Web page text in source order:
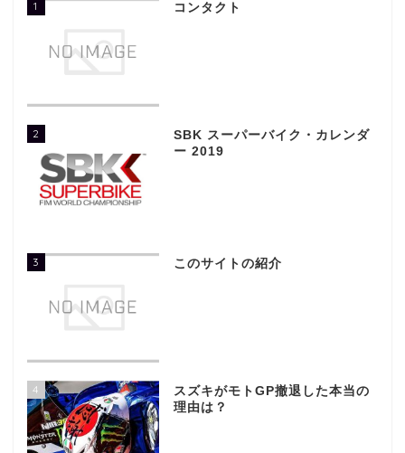
1 コンタクト
2
SBK スーパーバイク・カレンダ
ー 2019
3 このサイトの紹介
4
スズキがモトGP撤退した本当の
理由は？